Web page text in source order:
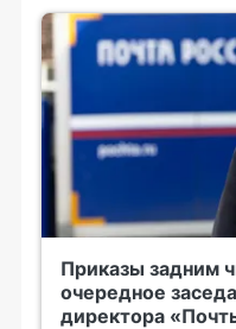
Приказы задним
очередное
директора